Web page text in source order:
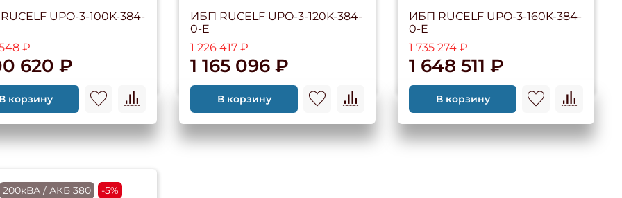
UPO-3-100K-384-
₽
620 ₽
корзину
ИБП RUCELF UPO-3-120K-384-
0-E
1 226 417 ₽
1 165 096 ₽
В корзину
ИБП RUCELF UPO-3-160K-384-
0-E
1 735 274 ₽
1 648 511 ₽
В корзину
200кВА / АКБ 380 -5%